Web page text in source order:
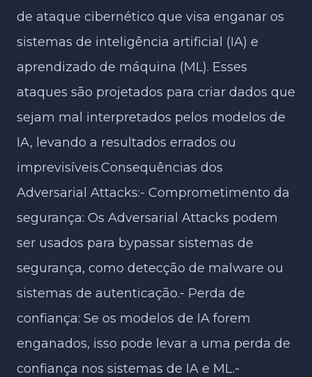
de ataque cibernético que visa enganar os
sistemas de inteligência artificial (IA) e
aprendizado de máquina (ML). Esses
ataques são projetados para criar dados que
sejam mal interpretados pelos modelos de
IA, levando a resultados errados ou
imprevisíveis.Consequências dos
Adversarial Attacks:- Comprometimento da
segurança: Os Adversarial Attacks podem
ser usados para bypassar sistemas de
segurança, como detecção de malware ou
sistemas de autenticação.- Perda de
confiança: Se os modelos de IA forem
enganados, isso pode levar a uma perda de
confiança nos sistemas de IA e ML.-